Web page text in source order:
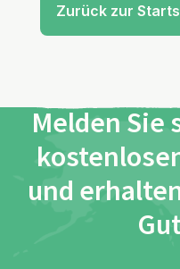
Zurück zur
Melden Sie
und